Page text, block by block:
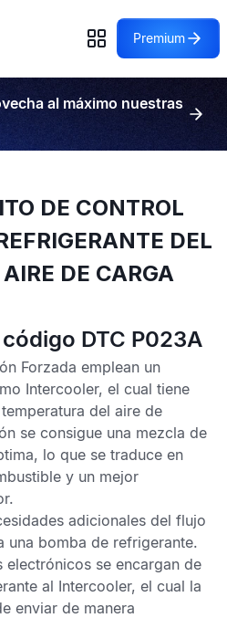
Premium
al máximo nuestras
DE CONTROL
DEL
DE CARGA
DTC P023A
Forzada emplean un
Intercooler, el cual tiene
del aire de
se consigue una mezcla de
lo que se traduce en
y un mejor
adicionales del flujo
una bomba de refrigerante.
electrónicos se encargan de
al Intercooler, el cual la
enviar de manera